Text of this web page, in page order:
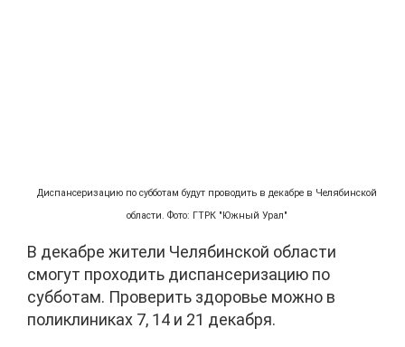
Диспансеризацию по субботам будут проводить в декабре в Челябинской
области. Фото: ГТРК "Южный Урал"
В декабре жители Челябинской области
смогут проходить диспансеризацию по
субботам. Проверить здоровье можно в
поликлиниках 7, 14 и 21 декабря.